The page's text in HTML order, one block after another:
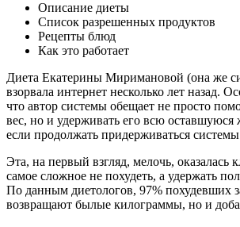
Описание диеты
Список разрешенных продуктов
Рецепты блюд
Как это работает
Диета Екатерины Миримановой (она же
взорвала интернет несколько лет назад.
что автор системы обещает не просто
вес, но и удерживать его всю оставшуюся
если продолжать придерживаться
Эта, на первый взгляд, мелочь, оказалась
самое сложное не похудеть, а удержать
По данным диетологов, 97% похудевших
возвращают былые килограммы, но и